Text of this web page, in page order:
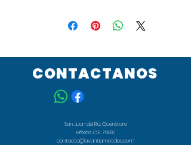
CONTACTANOS
San Juan del Río, Querétaro
México. C.P. 76810
contacto@avantiametales.com